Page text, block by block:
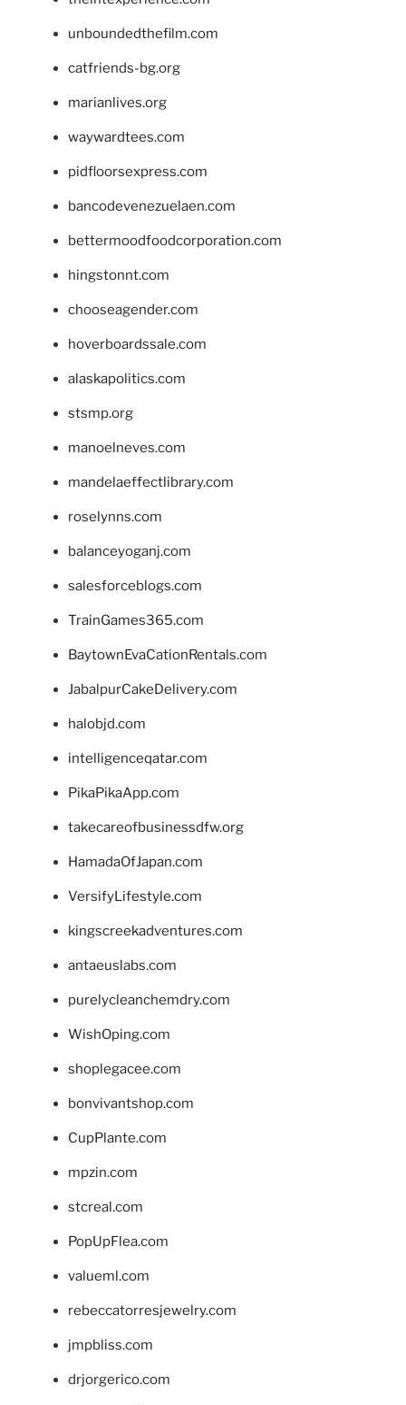
unboundedthefilm.com
catfriends-bg.org
marianlives.org
waywardtees.com
pidfloorsexpress.com
bancodevenezuelaen.com
bettermoodfoodcorporation.com
hingstonnt.com
chooseagender.com
hoverboardssale.com
alaskapolitics.com
stsmp.org
manoelneves.com
mandelaeffectlibrary.com
roselynns.com
balanceyoganj.com
salesforceblogs.com
TrainGames365.com
BaytownEvaCationRentals.com
JabalpurCakeDelivery.com
halobjd.com
intelligenceqatar.com
PikaPikaApp.com
takecareofbusinessdfw.org
HamadaOfJapan.com
VersifyLifestyle.com
kingscreekadventures.com
antaeuslabs.com
purelycleanchemdry.com
WishOping.com
shoplegacee.com
bonvivantshop.com
CupPlante.com
mpzin.com
stcreal.com
PopUpFlea.com
valueml.com
rebeccatorresjewelry.com
jmpbliss.com
drjorgerico.com